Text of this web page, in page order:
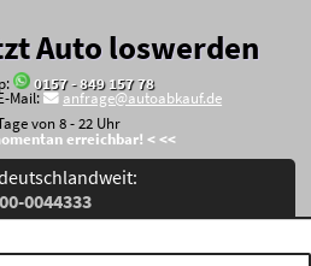
Auto loswerden
0157 - 849 157 78
Mail:
anfrage@autoabkauf.de
von 8 - 22 Uhr
erreichbar! < <<
0044333